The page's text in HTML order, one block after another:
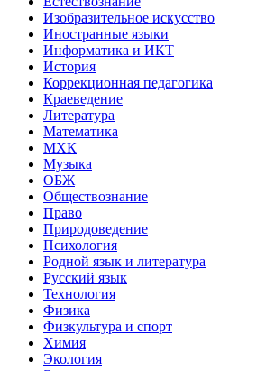
Изобразительное искусство
Иностранные языки
Информатика и ИКТ
История
Коррекционная педагогика
Краеведение
Литература
Математика
МХК
Музыка
ОБЖ
Обществознание
Право
Природоведение
Психология
Родной язык и литература
Русский язык
Технология
Физика
Физкультура и спорт
Химия
Экология